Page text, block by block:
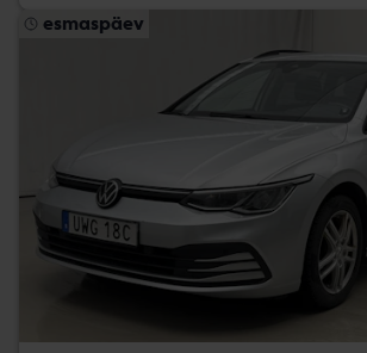
esmaspäev